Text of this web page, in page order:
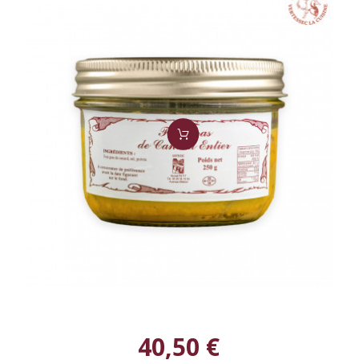
40,50 €